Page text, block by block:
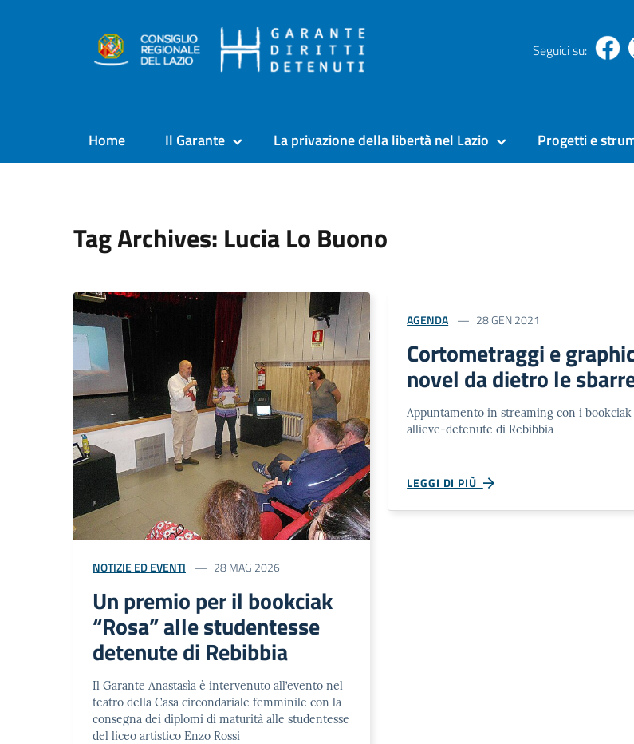
Seguici su:
Home Il Garante La privazione della libertà nel Lazio Progetti e
Tag Archives: Lucia Lo Buono
NOTIZIE ED EVENTI 28 MAG 2026
Un premio per il bookciak
“Rosa” alle studentesse
detenute di Rebibbia
Il Garante Anastasìa è intervenuto all’evento nel
teatro della Casa circondariale femminile con la
consegna dei diplomi di maturità alle studentesse
del liceo artistico Enzo Rossi
AGENDA 28 GEN 2021
Cortometraggi e
novel da dietro le
Appuntamento in streaming con i bookciak
allieve-detenute di Rebibbia
LEGGI DI PIÙ